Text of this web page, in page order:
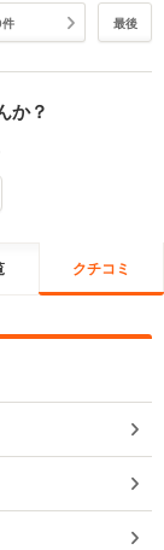
件 最後
か？
クチコミ